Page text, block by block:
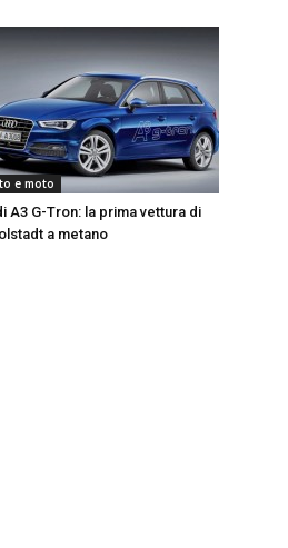
e moto
A3 G-Tron: la prima vettura di
a metano